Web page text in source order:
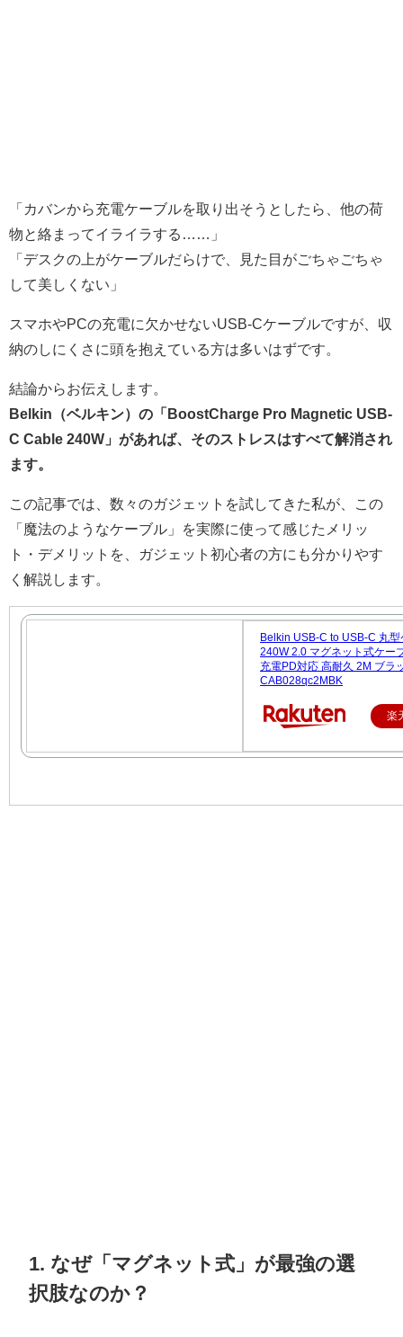
「カバンから充電ケーブルを取り出そうとしたら、他の荷
物と絡まってイライラする……」
「デスクの上がケーブルだらけで、見た目がごちゃごちゃ
して美しくない」
スマホやPCの充電に欠かせないUSB-Cケーブルですが、収
納のしにくさに頭を抱えている方は多いはずです。
結論からお伝えします。
Belkin（ベルキン）の「BoostCharge Pro Magnetic USB-
C Cable 240W」があれば、そのストレスはすべて解消され
ます。
この記事では、数々のガジェットを試してきた私が、この
「魔法のようなケーブル」を実際に使って感じたメリッ
ト・デメリットを、ガジェット初心者の方にも分かりやす
く解説します。
Belkin USB-C to USB-C 丸型
240W 2.0 マグネット式ケー
充電PD対応 高耐久 2M ブラ
CAB028qc2MBK
楽
1. なぜ「マグネット式」が最強の選
択肢なのか？